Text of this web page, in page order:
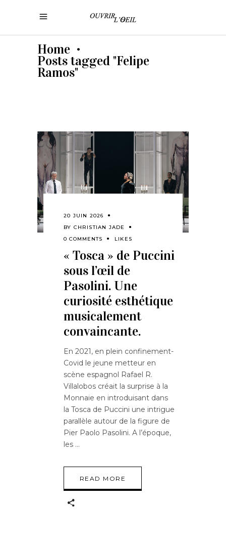
Home •
Posts tagged "Felipe
Ramos"
20 JUIN 2026
BY CHRISTIAN JADE
0 COMMENTS
LIKES
« Tosca » de Puccini
sous l’œil de
Pasolini. Une
curiosité esthétique
musicalement
convaincante.
En 2021, en plein confinement-
Covid le jeune metteur en
scène espagnol Rafael R.
Villalobos créait la surprise à la
Monnaie en introduisant dans
la Tosca de Puccini une intrigue
parallèle autour de la figure de
Pier Paolo Pasolini. A l’époque,
les
READ MORE